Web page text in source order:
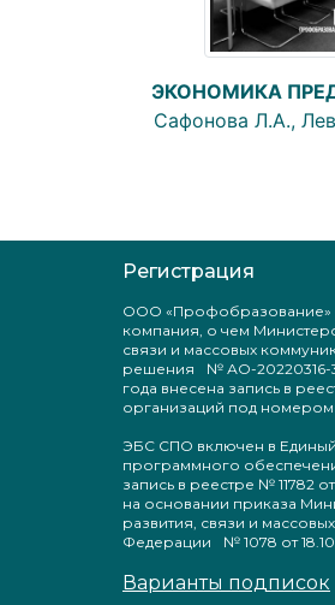
ЭКОНОМИКА
Сафонова Л.А.,
Регистрация
ООО «Профобразование»
компания, о чем
связи и массовых
решения № АО-20220316-
года внесена запись в
организаций под номером
ЭБС СПО включен в
программного
запись в реестре № 11782
на основании приказа
развития, связи и
Федерации № 1078 от
Варианты подписок